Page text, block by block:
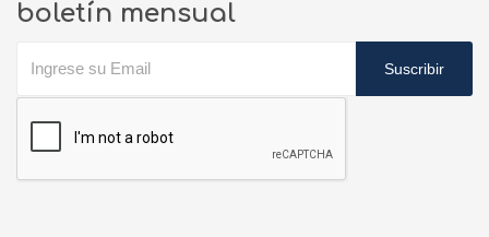
boletín mensual
Suscribir